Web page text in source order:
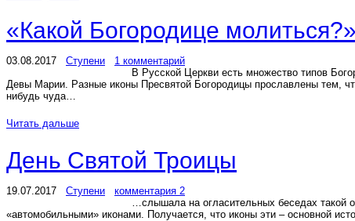
«Какой Богородице молиться?»
03.08.2017 Ступени
1 комментарий
В Русской Церкви есть множество типов
Девы Марии. Разные иконы Пресвятой Богородицы прославлены тем,
нибудь чуда…
Читать дальше
День Святой Троицы
19.07.2017 Ступени
комментария 2
…слышала на огласительных беседах такой
«автомобильными» иконами. Получается, что иконы эти – основной